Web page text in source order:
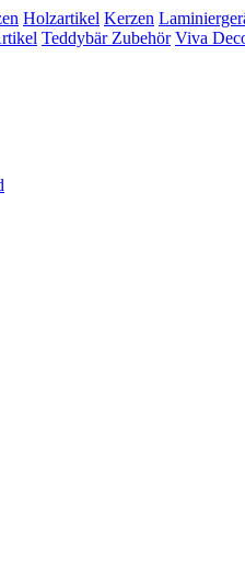
Holzartikel Kerzen
Teddybär Zubehör Viva